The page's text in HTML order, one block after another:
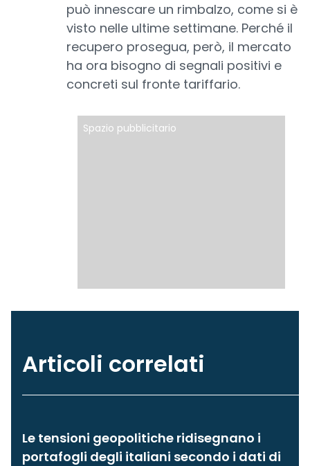
può innescare un rimbalzo, come si è
visto nelle ultime settimane. Perché il
recupero prosegua, però, il mercato
ha ora bisogno di segnali positivi e
concreti sul fronte tariffario.
Spazio pubblicitario
Articoli correlati
Le tensioni geopolitiche ridisegnano i
portafogli degli italiani secondo i dati di